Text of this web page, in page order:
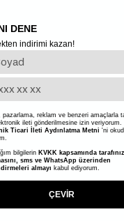
DENE
indirimi kazan!
pazarlama, reklam ve benzeri amaçlarla
ileti gönderilmesine izin veriyorum.
Ticari İleti Aydınlatma Metni 'ni
bilgilerin KVKK kapsamında
sms ve WhatsApp üzerinden
almayı kabul ediyorum.
ÇEVİR